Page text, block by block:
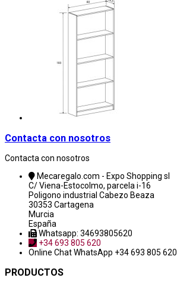
Contacta con nosotros
Contacta con nosotros
Mecaregalo.com - Expo Shopping sl
C/ Viena-Estocolmo, parcela i-16
Poligono industrial Cabezo Beaza
30353 Cartagena
Murcia
España
Whatsapp: 34693805620
+34 693 805 620
Online ChatWhatsApp +34 693 805 620
PRODUCTOS